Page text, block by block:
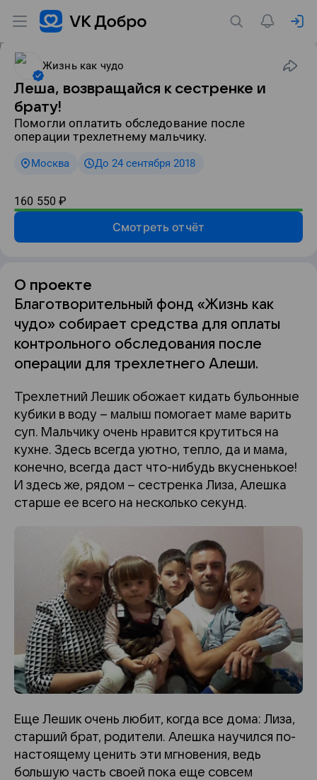
Жизнь как чудо
Леша, возвращайся к сестренке и
брату!
Помогли оплатить обследование после
операции трехлетнему мальчику.
Москва До 24 сентября 2018
160 550 ₽
Смотреть отчёт
О проекте
Благотворительный фонд «Жизнь как
чудо» собирает средства для оплаты
контрольного обследования после
операции для трехлетнего Алеши.
Трехлетний Лешик обожает кидать бульонные
кубики в воду – малыш помогает маме варить
суп. Мальчику очень нравится крутиться на
кухне. Здесь всегда уютно, тепло, да и мама,
конечно, всегда даст что-нибудь вкусненькое!
И здесь же, рядом – сестренка Лиза, Алешка
старше ее всего на несколько секунд.
Еще Лешик очень любит, когда все дома: Лиза,
старший брат, родители. Алешка научился по-
настоящему ценить эти мгновения, ведь
большую часть своей пока еще совсем